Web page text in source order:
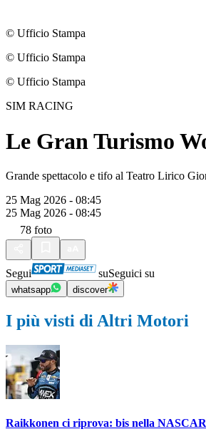
© Ufficio Stampa
© Ufficio Stampa
© Ufficio Stampa
SIM RACING
Le Gran Turismo
Grande spettacolo e tifo al Teatro Lirico
25 Mag 2026 - 08:45
25 Mag 2026 - 08:45
78 foto
Segui suSeguici su
whatsapp discover
I più visti di Altri Motori
Raikkonen ci riprova: bis nella